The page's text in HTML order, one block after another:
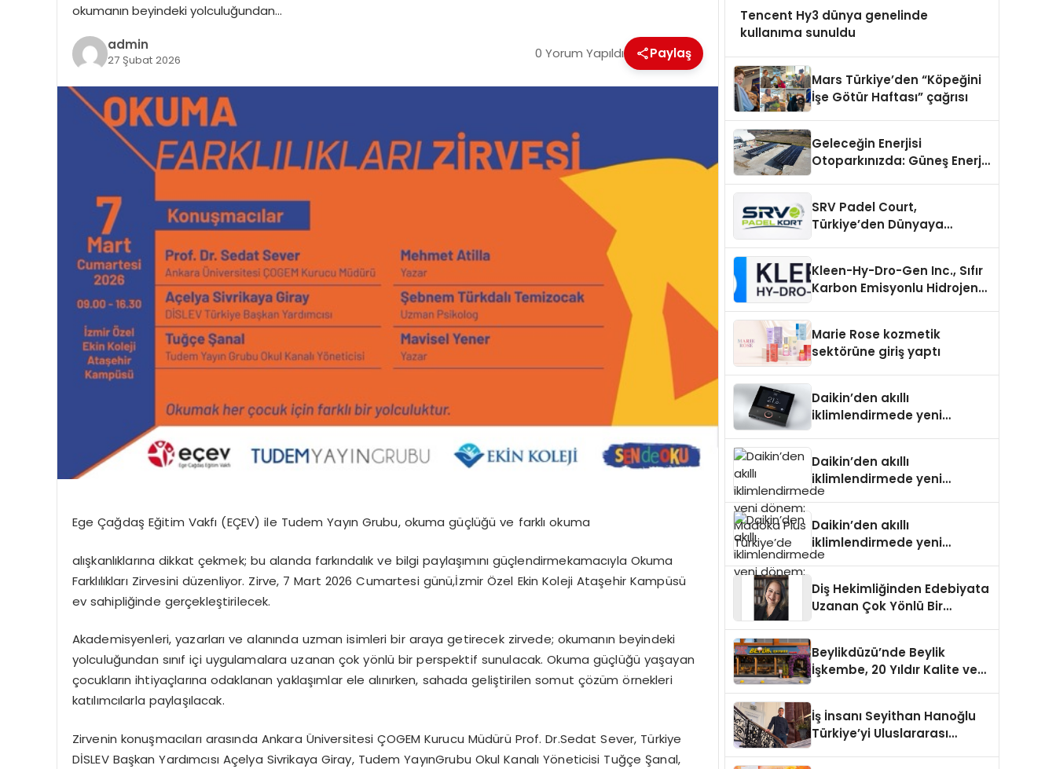
okumanın beyindeki yolculuğundan…
admin
27 Şubat 2026 0 Yorum Yapıldı Paylaş
Ege Çağdaş Eğitim Vakfı (EÇEV) ile Tudem Yayın Grubu, okuma güçlüğü ve farklı okuma
alışkanlıklarına dikkat çekmek; bu alanda farkındalık ve bilgi paylaşımını güçlendirmekamacıyla Okuma
Farklılıkları Zirvesini düzenliyor. Zirve, 7 Mart 2026 Cumartesi günü,İzmir Özel Ekin Koleji Ataşehir Kampüsü
ev sahipliğinde gerçekleştirilecek.
Akademisyenleri, yazarları ve alanında uzman isimleri bir araya getirecek zirvede; okumanın beyindeki
yolculuğundan sınıf içi uygulamalara uzanan çok yönlü bir perspektif sunulacak. Okuma güçlüğü yaşayan
çocukların ihtiyaçlarına odaklanan yaklaşımlar ele alınırken, sahada geliştirilen somut çözüm örnekleri
katılımcılarla paylaşılacak.
Zirvenin konuşmacıları arasında Ankara Üniversitesi ÇOGEM Kurucu Müdürü Prof. Dr.SedatSever, Türkiye
DİSLEV Başkan Yardımcısı Açelya Sivrikaya Giray, Tudem YayınGrubu Okul Kanalı Yöneticisi Tuğçe Şanal,
Tencent Hy3 dünya genelinde
kullanıma sunuldu
Mars Türkiye’den “Köpeğini
İşe Götür Haftası” çağrısı
Geleceğin Enerjisi
Otoparkınızda: Güneş Enerjili
SRV Padel Court,
Türkiye’den Dünyaya
Kleen-Hy-Dro-Gen Inc., Sıfır
Karbon Emisyonlu Hidrojen
Aldı
Marie Rose kozmetik
sektörüne giriş yaptı
Daikin’den akıllı
iklimlendirmede yeni
Daikin’den akıllı
iklimlendirmede yeni
dönem: Madoka Plus
Daikin’den akıllı
iklimlendirmede yeni
dönem: Madoka Plus
Diş Hekimliğinden Edebiyata
Uzanan Çok Yönlü Bir
Beylikdüzü’nde Beylik
İşkembe, 20 Yıldır Kalite ve
İş İnsanı Seyithan Hanoğlu
Türkiye’yi Uluslararası